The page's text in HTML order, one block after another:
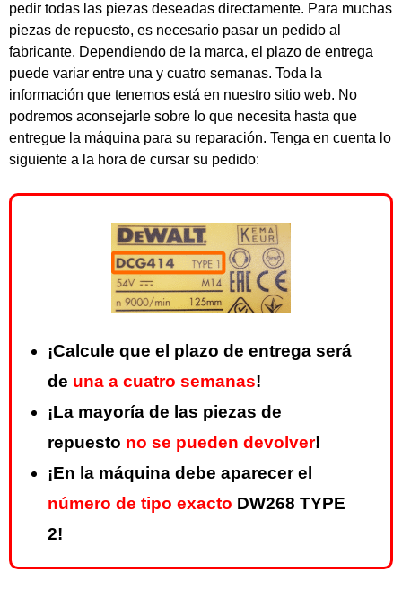
pedir todas las piezas deseadas directamente. Para muchas
piezas de repuesto, es necesario pasar un pedido al
fabricante. Dependiendo de la marca, el plazo de entrega
puede variar entre una y cuatro semanas. Toda la
información que tenemos está en nuestro sitio web. No
podremos aconsejarle sobre lo que necesita hasta que
entregue la máquina para su reparación. Tenga en cuenta lo
siguiente a la hora de cursar su pedido:
¡Calcule que el plazo de entrega será
de una a cuatro semanas!
¡La mayoría de las piezas de
repuesto no se pueden devolver!
¡En la máquina debe aparecer el
número de tipo exacto DW268 TYPE
2!